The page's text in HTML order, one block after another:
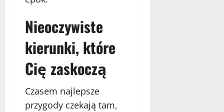
Nieoczywiste
kierunki, które
Cię zaskoczą
Czasem najlepsze
przygody czekają tam,